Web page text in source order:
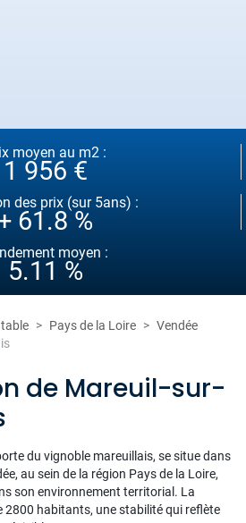
moyen au m2 :
1 956 €
des prix (sur 5ans) :
61.8 %
moyen :
5.11 %
Pays de la Loire
Vendée
de Mareuil-sur-
du vignoble mareuillais, se situe dans
au sein de la région Pays de la Loire,
son environnement territorial. La
2800 habitants, une stabilité qui reflète